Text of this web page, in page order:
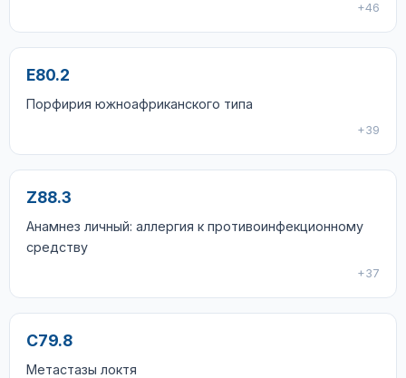
+46
E80.2
Порфирия южноафриканского типа
+39
Z88.3
Анамнез личный: аллергия к противоинфекционному
средству
+37
C79.8
Метастазы локтя